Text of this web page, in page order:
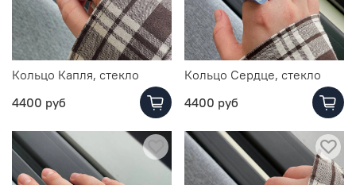
Кольцо Капля, стекло
4400 руб
Кольцо Сердце, стекло
4400 руб